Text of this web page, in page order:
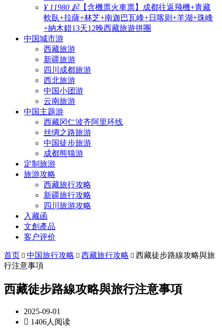
¥ 11980 起【含機票火車票】成都往返飛機+青藏
軟臥+拉薩+林芝+南迦巴瓦峰+日喀则+羊湖+珠峰
+納木錯13天12晚西藏旅遊拼團
中国城市游
西藏旅游
新疆旅游
四川成都旅游
西北旅游
中国小团游
云南旅游
中国主题游
西藏冈仁波齐阿里环线
丝绸之路旅游
中国徒步旅游
成都熊猫游
定制旅游
旅游攻略
西藏旅行攻略
新疆旅行攻略
四川旅游攻略
入藏函
文創產品
客户评价
首页  中国旅行攻略  西藏旅行攻略  西藏徒步路線攻略與旅
行注意事項
西藏徒步路線攻略與旅行注意事項
2025-09-01
 1406人阅读